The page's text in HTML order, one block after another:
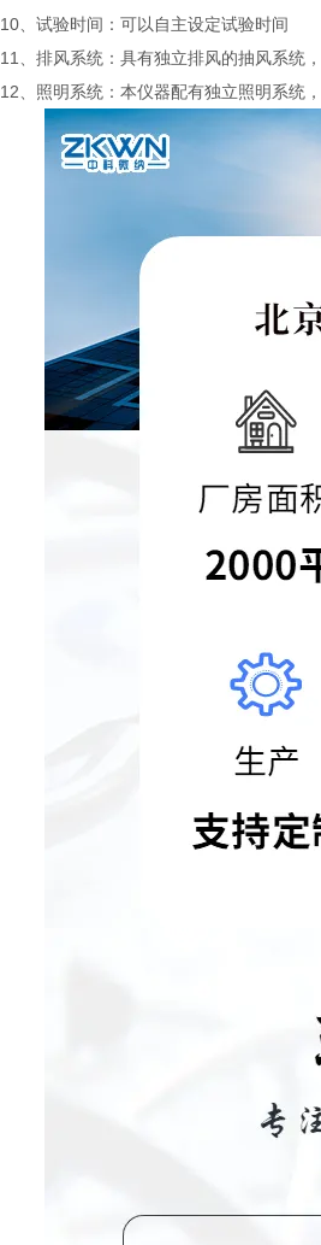
10、试验时间：可以自主设定试验时间
11、排风系统：具有独立排风的抽风系统
12、照明系统：本仪器配有独立照明系统